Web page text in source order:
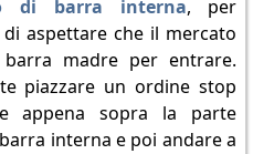
di barra interna, per
aspettare che il mercato
madre per entrare.
piazzare un ordine stop
appena sopra la parte
interna e poi andare a